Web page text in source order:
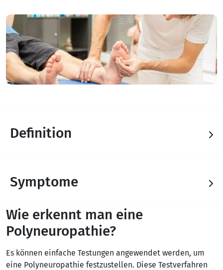
Definition
Symptome
Wie erkennt man eine
Polyneuropathie?
Es können einfache Testungen angewendet werden, um
eine Polyneuropathie festzustellen. Diese Testverfahren